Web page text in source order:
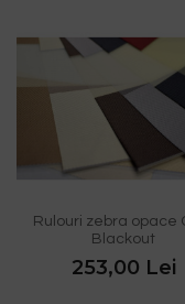
Rulouri zebra opace
Blackout
253,00 Lei